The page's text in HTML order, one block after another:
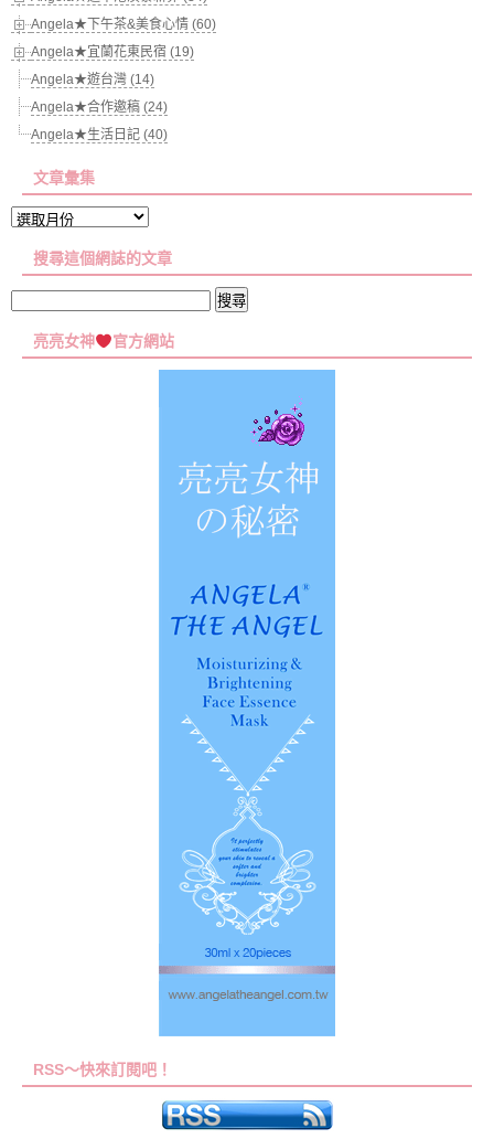
Angela★下午茶&美食心情 (60)
Angela★宜蘭花東民宿 (19)
Angela★遊台灣 (14)
Angela★合作邀稿 (24)
Angela★生活日記 (40)
文章彙集
文
彙
搜尋這個網誌的文章
關
亮亮女神 官方網站
RSS～快來訂閱吧！